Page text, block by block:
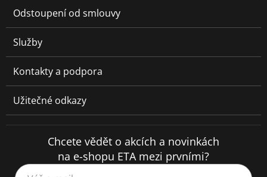
Odstoupení od smlouvy
Služby
Kontakty a podpora
Užitečné odkazy
Chcete vědět o akcích a novinkách
na e-shopu ETA mezi prvními?
Váš e-mail